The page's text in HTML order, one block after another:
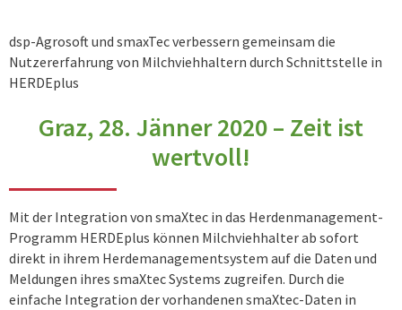
dsp-Agrosoft und smaxTec verbessern gemeinsam die
Nutzererfahrung von Milchviehhaltern durch Schnittstelle in
HERDEplus
Graz, 28. Jänner 2020 – Zeit ist
wertvoll!
Mit der Integration von smaXtec in das Herdenmanagement-
Programm HERDEplus können Milchviehhalter ab sofort
direkt in ihrem Herdemanagementsystem auf die Daten und
Meldungen ihres smaXtec Systems zugreifen. Durch die
einfache Integration der vorhandenen smaXtec-Daten in